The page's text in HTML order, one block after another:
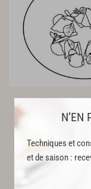
N’EN
Techniques et
et de saison :